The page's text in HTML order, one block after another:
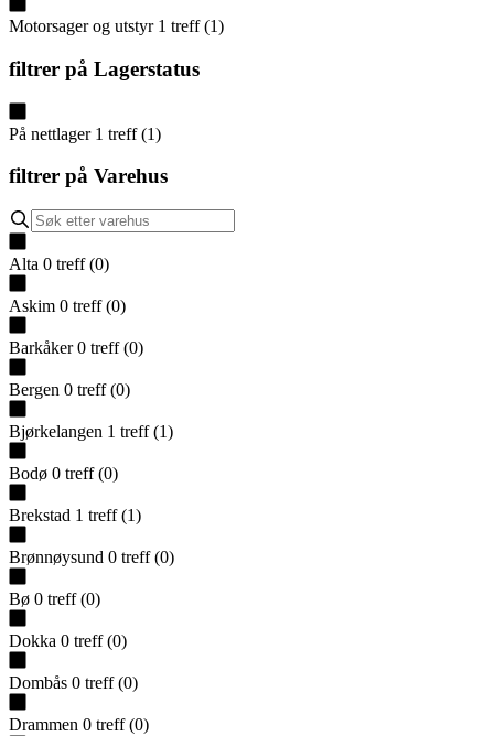
Motorsager og utstyr 1 treff (1)
filtrer på Lagerstatus
På nettlager 1 treff (1)
filtrer på Varehus
Alta 0 treff (0)
Askim 0 treff (0)
Barkåker 0 treff (0)
Bergen 0 treff (0)
Bjørkelangen 1 treff (1)
Bodø 0 treff (0)
Brekstad 1 treff (1)
Brønnøysund 0 treff (0)
Bø 0 treff (0)
Dokka 0 treff (0)
Dombås 0 treff (0)
Drammen 0 treff (0)